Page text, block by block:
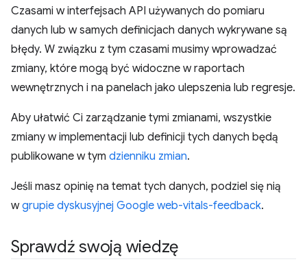
Czasami w interfejsach API używanych do pomiaru
danych lub w samych definicjach danych wykrywane są
błędy. W związku z tym czasami musimy wprowadzać
zmiany, które mogą być widoczne w raportach
wewnętrznych i na panelach jako ulepszenia lub regresje.
Aby ułatwić Ci zarządzanie tymi zmianami, wszystkie
zmiany w implementacji lub definicji tych danych będą
publikowane w tym dzienniku zmian.
Jeśli masz opinię na temat tych danych, podziel się nią
wgrupie dyskusyjnej Google web-vitals-feedback.
Sprawdź swoją wiedzę